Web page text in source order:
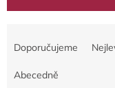
Doporučujeme
Abecedně